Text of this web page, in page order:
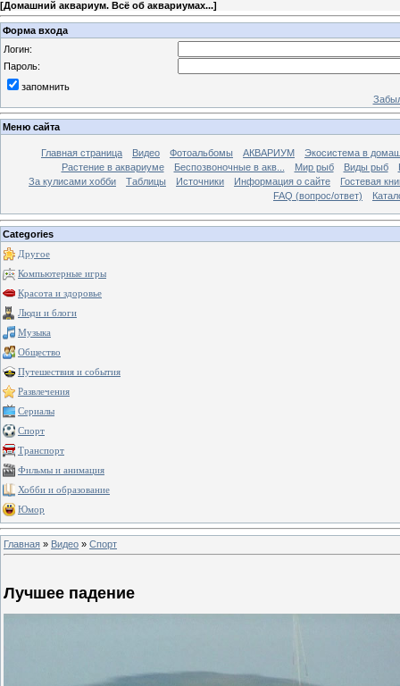
[Домашний аквариум. Всё об аквариумах...]
Форма входа
Логин:
Пароль:
запомнить
Меню сайта
Главная страница Видео Фотоальбомы АКВАРИУМ
Экосистема в
Растение в аквариуме
Беспозвоночные в акв... Мир рыб Виды рыб
За кулисами хобби
Таблицы Источники Информация о сайте
Гостевая
FAQ (вопрос/ответ)
Categories
Другое
Компьютерные игры
Красота и здоровье
Люди и блоги
Музыка
Общество
Путешествия и события
Развлечения
Сериалы
Спорт
Транспорт
Фильмы и анимация
Хобби и образование
Юмор
Главная » Видео » Спорт
Лучшее падение